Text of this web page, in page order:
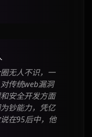
无人不识，一
传统web漏洞
安全开发方面
钞能力，凭亿
在95后中，他